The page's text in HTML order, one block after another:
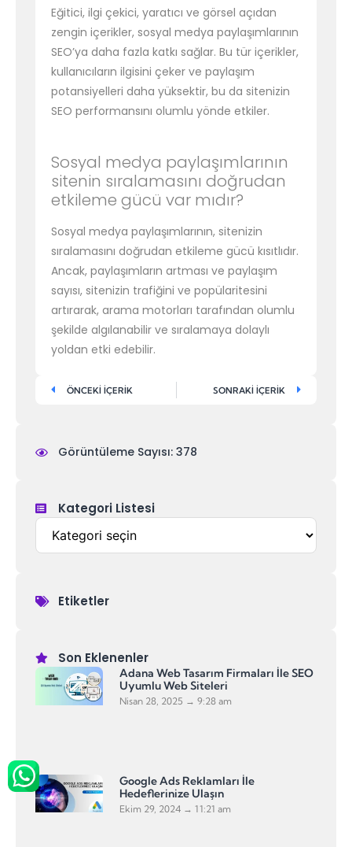
Eğitici, ilgi çekici, yaratıcı ve görsel açıdan
zengin içerikler, sosyal medya paylaşımlarının
SEO’ya daha fazla katkı sağlar. Bu tür içerikler,
kullanıcıların ilgisini çeker ve paylaşım
potansiyelleri daha yüksektir, bu da sitenizin
SEO performansını olumlu yönde etkiler.
Sosyal medya paylaşımlarının
sitenin sıralamasını doğrudan
etkileme gücü var mıdır?
Sosyal medya paylaşımlarının, sitenizin
sıralamasını doğrudan etkileme gücü kısıtlıdır.
Ancak, paylaşımların artması ve paylaşım
sayısı, sitenizin trafiğini ve popülaritesini
artırarak, arama motorları tarafından olumlu
şekilde algılanabilir ve sıralamaya dolaylı
yoldan etki edebilir.
ÖNCEKİ İÇERİK SONRAKİ İÇERİK
Görüntüleme Sayısı: 378
Kategori Listesi
Etiketler
Son Eklenenler
Adana Web Tasarım Firmaları İle SEO
Uyumlu Web Siteleri
Nisan 28, 2025 9:28 am
Google Ads Reklamları İle
Hedeflerinize Ulaşın
Ekim 29, 2024 11:21 am